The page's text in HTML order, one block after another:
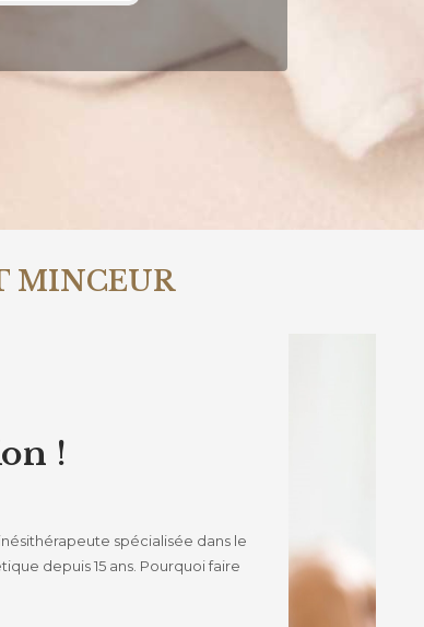
MINCEUR
!
spécialisée dans le
depuis 15 ans. Pourquoi faire